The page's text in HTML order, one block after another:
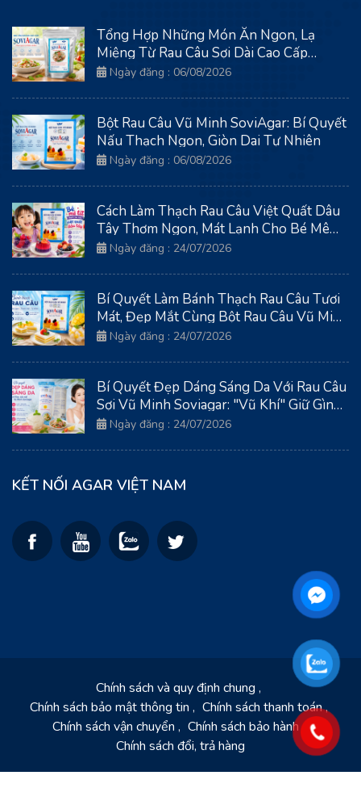
Tổng Hợp Những Món Ăn Ngon, Lạ
Miệng Từ Rau Câu Sợi Dài Cao Cấp
SoviAgar
Ngày đăng : 06/08/2026
Bột Rau Câu Vũ Minh SoviAgar: Bí Quyết
Nấu Thạch Ngon, Giòn Dai Tự Nhiên
Ngày đăng : 06/08/2026
Cách Làm Thạch Rau Câu Việt Quất Dâu
Tây Thơm Ngon, Mát Lạnh Cho Bé Mê
TítNgày đăng : 24/07/2026
Bí Quyết Làm Bánh Thạch Rau Câu Tươi
Mát, Đẹp Mắt Cùng Bột Rau Câu Vũ Minh
Soviagar
Ngày đăng : 24/07/2026
Bí Quyết Đẹp Dáng Sáng Da Với Rau Câu
Sợi Vũ Minh Soviagar: "Vũ Khí" Giữ Gìn
Thanh Xuân Từ Biển Cả
Ngày đăng : 24/07/2026
KẾT NỐI AGAR VIỆT NAM
Chính sách và quy định chung
Chính sách bảo mật thông tin
Chính sách thanh toán
Chính sách vận chuyển
Chính sách bảo hành
Chính sách đổi, trả hàng